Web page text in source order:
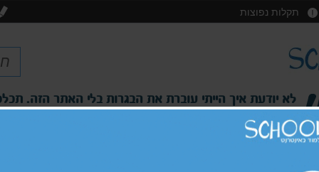
תקלות נפוצות
לא יודעת איך הייתי עוברת את הבגרות בלי האתר הזה.
השיעורים מומחשים בצורה פשוטה והמורים ברורים.
שיר, תלמידה בכיתה יא'